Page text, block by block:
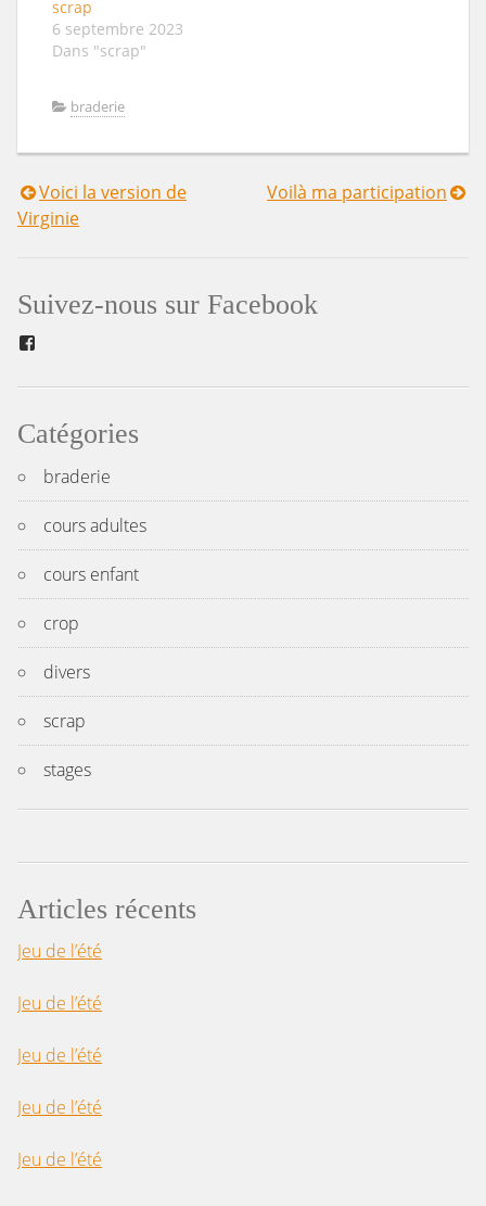
scrap
6 septembre 2023
Dans "scrap"
braderie
Navigation
l’article
Voici la version de
Virginie
Voilà ma participation
Suivez-nous sur Facebook
Catégories
braderie
cours adultes
cours enfant
crop
divers
scrap
stages
Articles récents
Jeu de l’été
Jeu de l’été
Jeu de l’été
Jeu de l’été
Jeu de l’été